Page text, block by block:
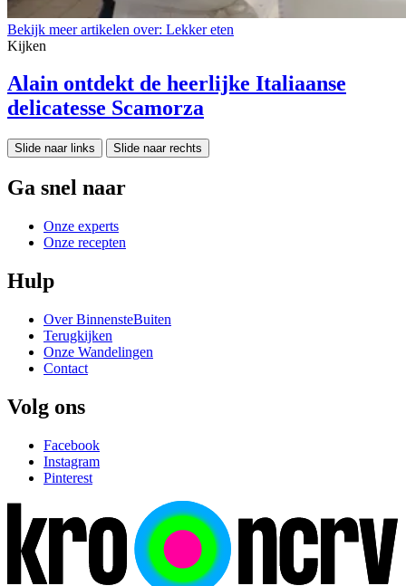
Bekijk meer artikelen over: Lekker eten
Kijken
Alain ontdekt de heerlijke Italiaanse
delicatesse Scamorza
Slide naar links Slide naar rechts
Ga snel naar
Onze experts
Onze recepten
Hulp
Over BinnensteBuiten
Terugkijken
Onze Wandelingen
Contact
Volg ons
Facebook
Instagram
Pinterest